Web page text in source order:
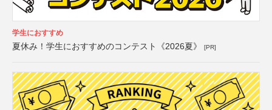
学生におすすめ
夏休み！学生におすすめのコンテスト《2026夏》 [PR]